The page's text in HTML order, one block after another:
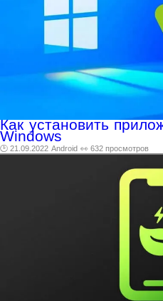
Как установить
Windows
🕑 21.09.2022 Android 👀 632 просмотров